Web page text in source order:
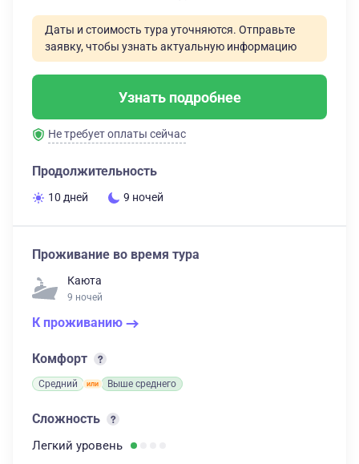
Даты и стоимость тура уточняются. Отправьте
заявку, чтобы узнать актуальную информацию
Узнать подробнее
Не требует оплаты сейчас
Продолжительность
10 дней 9 ночей
Проживание во время тура
Каюта
9 ночей
К проживанию
Комфорт
Средний Выше среднего
Сложность
Легкий уровень